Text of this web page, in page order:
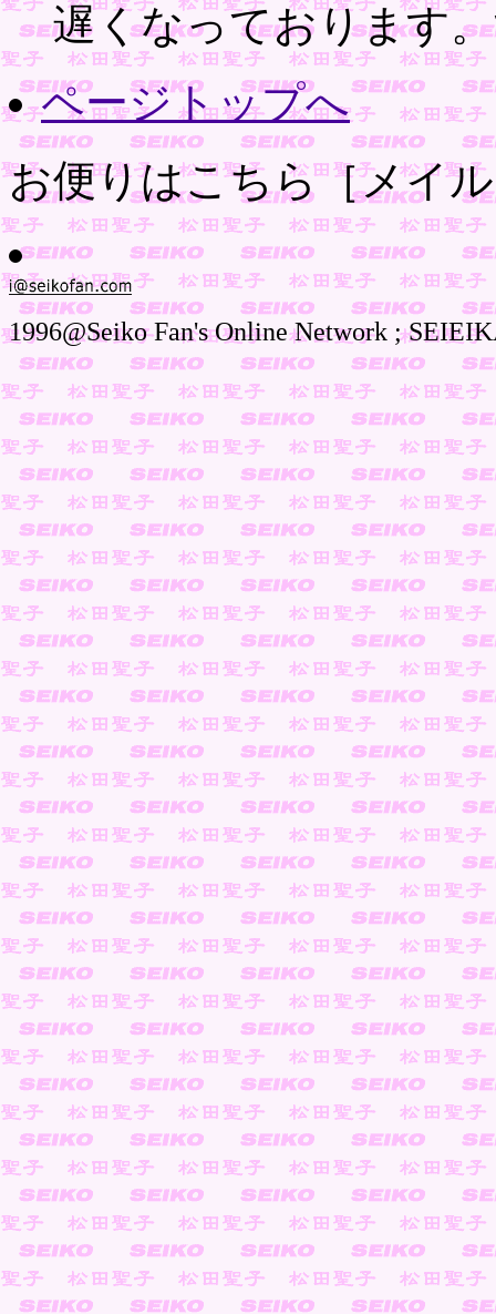
遅くなっております
ページトップへ
お便りはこちら［メイ
1996@Seiko Fan's Online Network ;